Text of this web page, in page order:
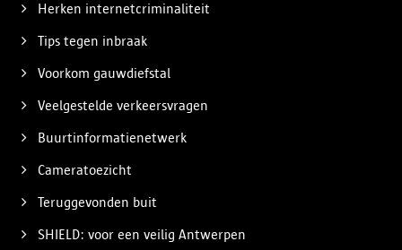
Herken internetcriminaliteit
Tips tegen inbraak
Voorkom gauwdiefstal
Veelgestelde verkeersvragen
Buurtinformatienetwerk
Cameratoezicht
Teruggevonden buit
SHIELD: voor een veilig Antwerpen